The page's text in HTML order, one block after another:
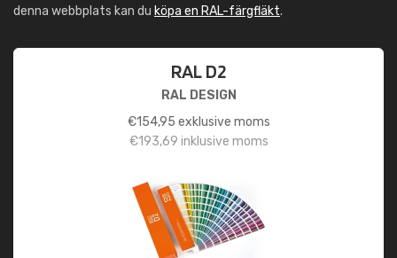
denna webbplats kan du köpa en RAL-färgfläkt.
RAL D2
RAL DESIGN
€154,95 exklusive moms
€193,69 inklusive moms